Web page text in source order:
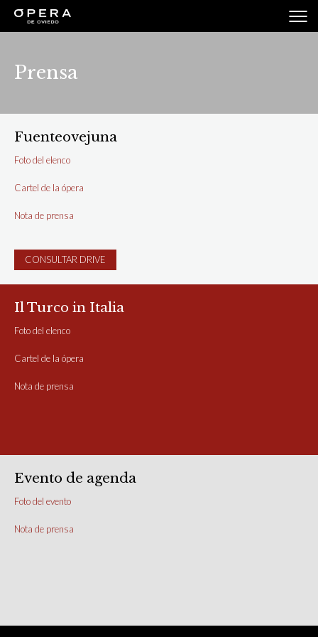
Prensa
Fuenteovejuna
Foto del elenco
Cartel de la ópera
Nota de prensa
CONSULTAR DRIVE
Il Turco in Italia
Foto del elenco
Cartel de la ópera
Nota de prensa
Evento de agenda
Foto del evento
Nota de prensa